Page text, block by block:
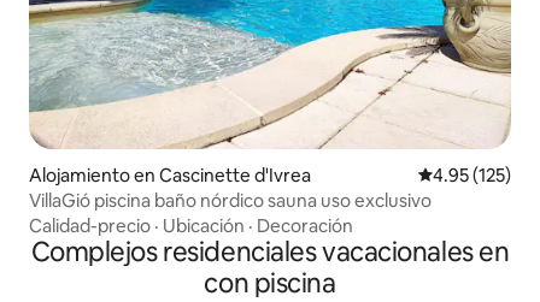
Alojamiento en Cascinette d'Ivrea Calificación
4.95 (125)
VillaGió piscina baño nórdico sauna uso exclusivo
Calidad-precio · Ubicación · Decoración
Complejos residenciales vacacionales en
con piscina